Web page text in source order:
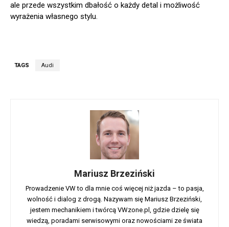
ale przede wszystkim dbałość o każdy detal i możliwość
wyrażenia własnego stylu.
TAGS Audi
Mariusz Brzeziński
Prowadzenie VW to dla mnie coś więcej niż jazda – to pasja,
wolność i dialog z drogą. Nazywam się Mariusz Brzeziński,
jestem mechanikiem i twórcą VWzone.pl, gdzie dzielę się
wiedzą, poradami serwisowymi oraz nowościami ze świata